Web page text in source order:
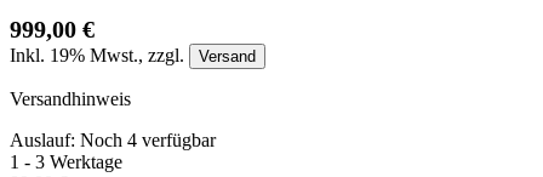
999,00 €
Inkl. 19% Mwst., zzgl. Versand
Versandhinweis
Auslauf: Noch 4 verfügbar
1 - 3 Werktage